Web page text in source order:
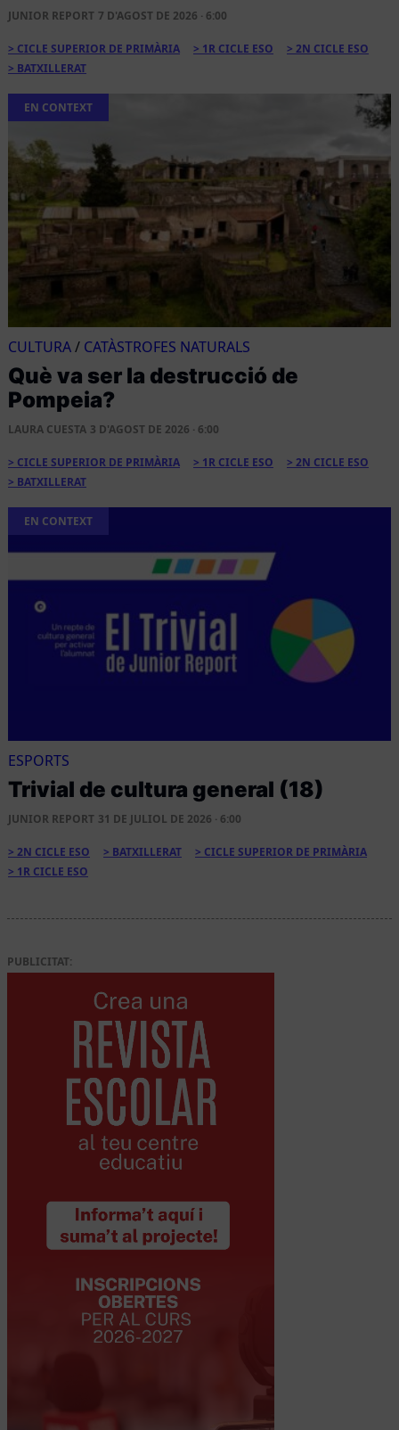
JUNIOR REPORT 7 D'AGOST DE 2026 · 6:00
CICLE SUPERIOR DE PRIMÀRIA 1R CICLE ESO
2N CICLE ESO
BATXILLERAT
EN CONTEXT
CULTURA/ CATÀSTROFES NATURALS
Què va ser la destrucció de
Pompeia?
LAURA CUESTA 3 D'AGOST DE 2026 · 6:00
CICLE SUPERIOR DE PRIMÀRIA 1R CICLE ESO
2N CICLE ESO
BATXILLERAT
EN CONTEXT
ESPORTS
Trivial de cultura general (18)
JUNIOR REPORT 31 DE JULIOL DE 2026 · 6:00
2N CICLE ESO BATXILLERAT
CICLE SUPERIOR DE PRIMÀRIA
1R CICLE ESO
PUBLICITAT: